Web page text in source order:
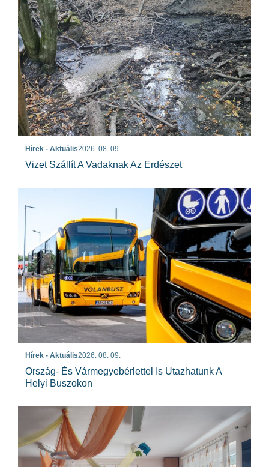
Hírek - Aktuális2026. 08. 09.
Vizet Szállít A Vadaknak Az Erdészet
Hírek - Aktuális2026. 08. 09.
Ország- És Vármegyebérlettel Is Utazhatunk A
Helyi Buszokon